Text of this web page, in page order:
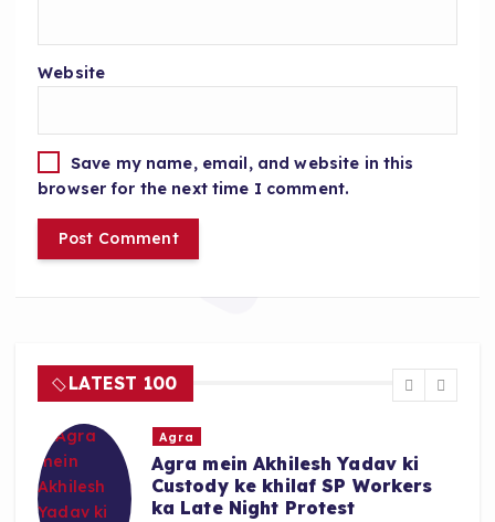
Website
Save my name, email, and website in this
browser for the next time I comment.
LATEST 100
Agra
Agra mein Akhilesh Yadav ki
Custody ke khilaf SP Workers
ka Late Night Protest